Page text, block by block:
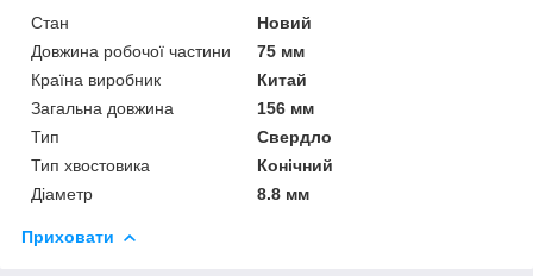
Стан
Новий
Довжина робочої частини
75 мм
Країна виробник
Китай
Загальна довжина
156 мм
Тип
Свердло
Тип хвостовика
Конічний
Діаметр
8.8 мм
Приховати